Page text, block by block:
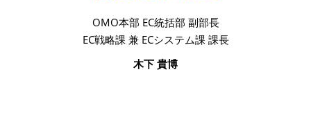
OMO本部 EC統括部 副部⻑
EC戦略課 兼 ECシステム課 課⻑
木下 貴博